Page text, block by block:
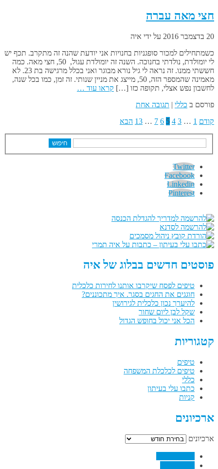
חצי מאה עברה
20 בדצמבר 2016 על ידי איה
כשמתחילים למכור סופגניות בחנויות אני יודעת שהנה זה מתקרב. תכף יש
לי יומולדת, נולדתי בחנוכה. השנה זה יומולדת עגול, 50, חצי מאה. כמה
חששתי ממנו. זה נראה לי גיל נורא מבוגר ואני בכלל מרגישה בת 23. לא
מאמינה שהמספר הזה, 50, מייצג את מניין שנותי. זה זמן, כמו בכל שנה,
לחשבון נפש אצלי, תקופה כזו […] קראו עוד …
פורסם ב כללי | תגובה אחת
קודם 1
…
3
4
5
6
7
…
13 הבא
חיפוש
Twitter
Facebook
Linkedin
Pinterest
פוסטים חדשים בבלוג של איה
טיפים לפסח שיקרבו אותנו לחירות כלכלית
חוגגים את החגים בסגר. איך מתכוננים?
להיערך נכון כלכלית לגירושין
שקל לבן ליום שחור
הכל אני יכול בחופש הגדול
קטגוריות
טיפים
טיפים לכלכלת המשפחה
כללי
כתבו עלי בעיתון
קניות
ארכיונים
ארכיונים